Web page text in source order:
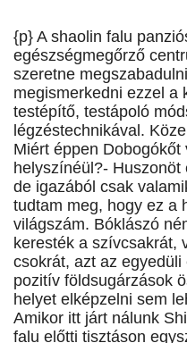
{p} A shaolin falu
egészségmegőrző
szeretne
megismerkedni ezzel a
testépítő, testápoló
légzéstechnikával.
Miért éppen Dobogókőt
helyszínéül?-
de igazából csak
tudtam meg, hogy ez a
világszám. Bóklászó
keresték a szívcsakrát,
csokrát, azt az
pozitív földsugárzások
helyet elképzelni sem
Amikor itt járt nálunk
falu előtti tisztáson